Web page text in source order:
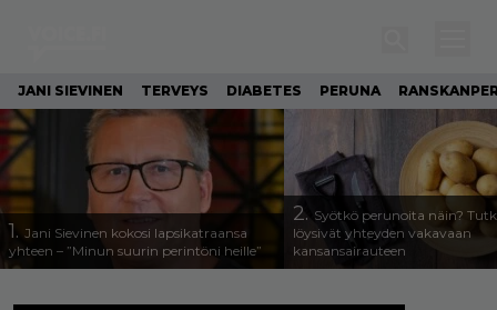
JANI SIEVINEN TERVEYS DIABETES PERUNA
1. Jani Sievinen kokosi lapsikatraansa
yhteen – ”Minun suurin perintöni heille”
2. Syötkö perunoita näin?
löysivät yhteyden vakavaan
kansansairauteen